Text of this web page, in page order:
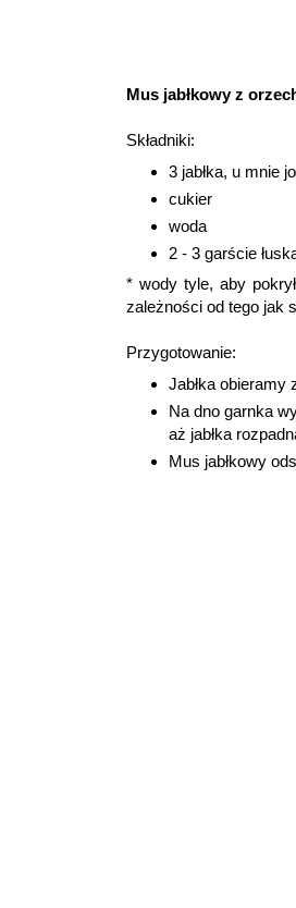
Mus jabłkowy z
Składniki:
3 jabłka, u mnie
cukier
woda
2 - 3 garście
* wody tyle, aby
zależności od tego jak
Przygotowanie:
Jabłka
Na dno garnka
aż jabłka
Mus jabłkowy